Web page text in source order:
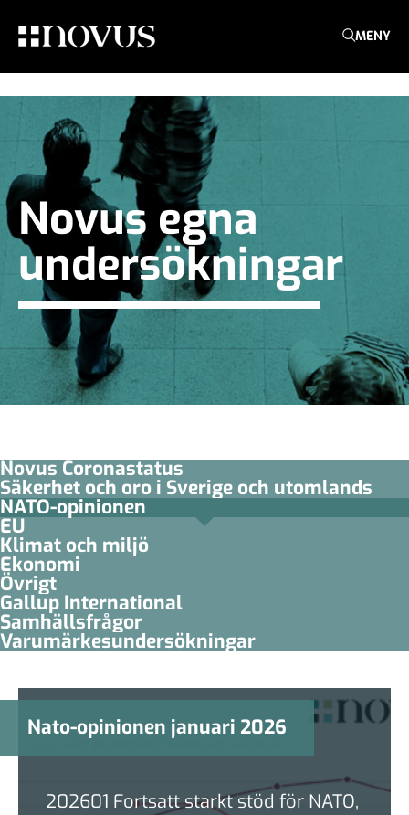
MENY
Novus egna
undersökningar
Novus Coronastatus
Säkerhet och oro i Sverige och utomlands
NATO-opinionen
EU
Klimat och miljö
Ekonomi
Övrigt
Gallup International
Samhällsfrågor
Varumärkesundersökningar
Nato-opinionen januari 2026
202601 Fortsatt starkt stöd för NATO,